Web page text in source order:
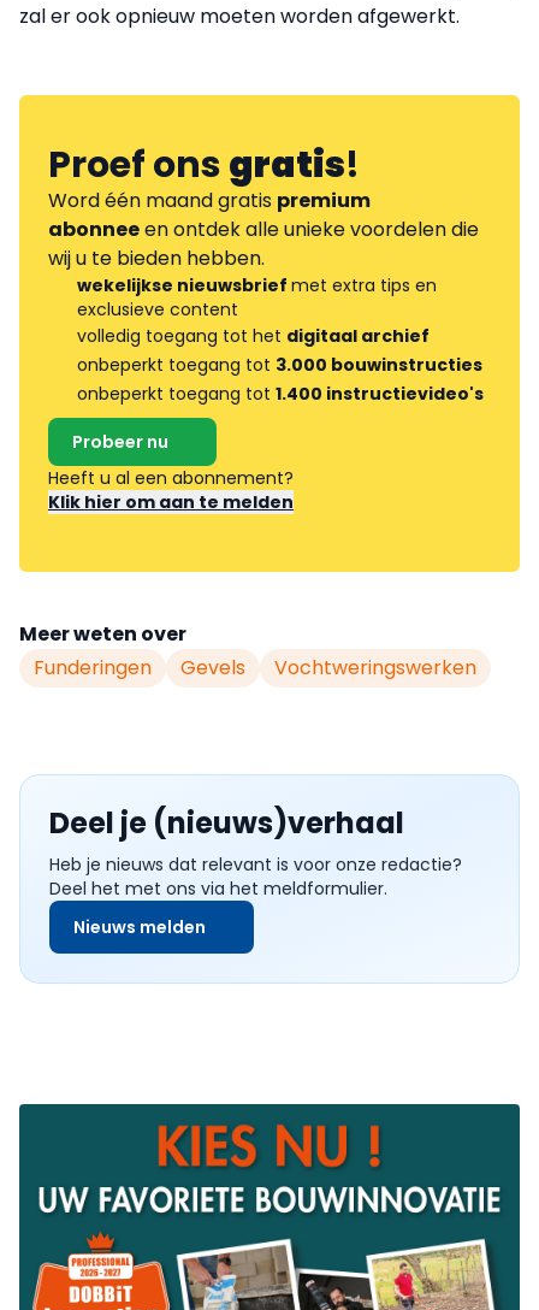
zal er ook opnieuw moeten worden afgewerkt.
Proef onsgratis!
Word één maand gratis premium
abonneeen ontdek alle unieke voordelen die
wij u te bieden hebben.
wekelijkse nieuwsbrief met extra tips en
exclusieve content
volledig toegang tot het digitaal archief
onbeperkt toegang tot 3.000 bouwinstructies
onbeperkt toegang tot 1.400 instructievideo's
Probeer nu
Heeft u al een abonnement?
Klik hier om aan te melden
Meer weten over
Funderingen
Gevels Vochtweringswerken
Deel je (nieuws)verhaal
Heb je nieuws dat relevant is voor onze redactie?
Deel het met ons via het meldformulier.
Nieuws melden